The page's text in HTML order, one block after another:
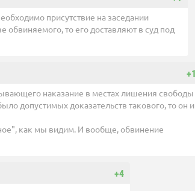
присутствие на заседании
обвиняемого, то его доставляют в суд под
+1
наказание в местах лишения свободы
допустимых доказательств такового, то он и
как мы видим. И вообще, обвинение
+4